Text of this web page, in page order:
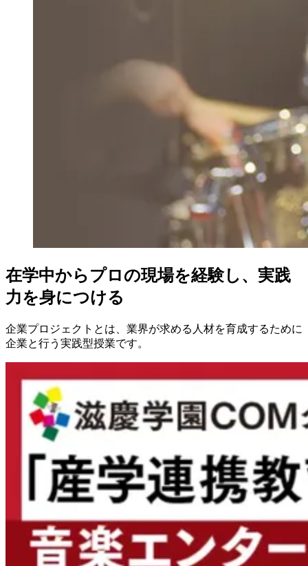
在学中からプロの現場を経験し、実践
力を身につける
企業プロジェクトとは、業界が求める人材を育成するために
企業と行う実践型授業です。